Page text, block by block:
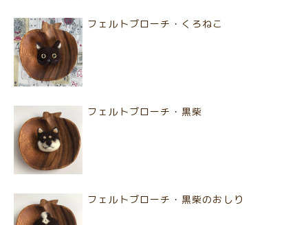
フェルトブローチ・くろねこ
フェルトブローチ・黒柴
フェルトブローチ・黒柴のおしり